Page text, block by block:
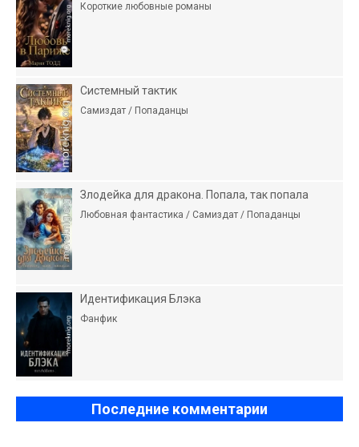
Короткие любовные романы
Системный тактик
Самиздат / Попаданцы
Злодейка для дракона. Попала, так попала
Любовная фантастика / Самиздат / Попаданцы
Идентификация Блэка
Фанфик
Последние комментарии